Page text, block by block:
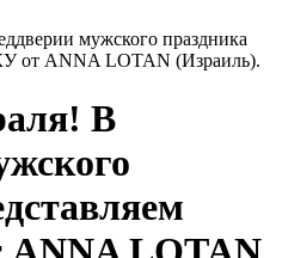
мужского праздника
от ANNA LOTAN (Израиль).
В